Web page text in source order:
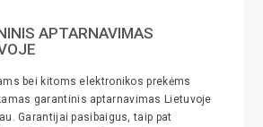
APTARNAVIMAS
bei kitoms elektronikos prekėms
garantinis aptarnavimas Lietuvoje
Garantijai pasibaigus, taip pat